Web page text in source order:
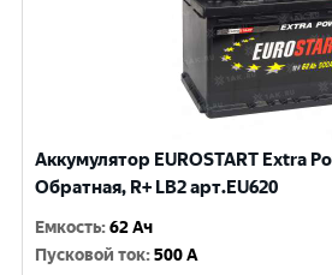
Аккумулятор EUROSTART Extra
Обратная, R+ LB2 арт.EU620
Емкость:62 Ач
Пусковой ток:500 A